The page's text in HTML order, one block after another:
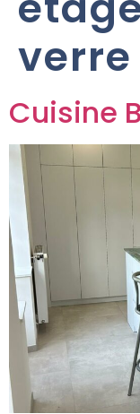
Cuisine